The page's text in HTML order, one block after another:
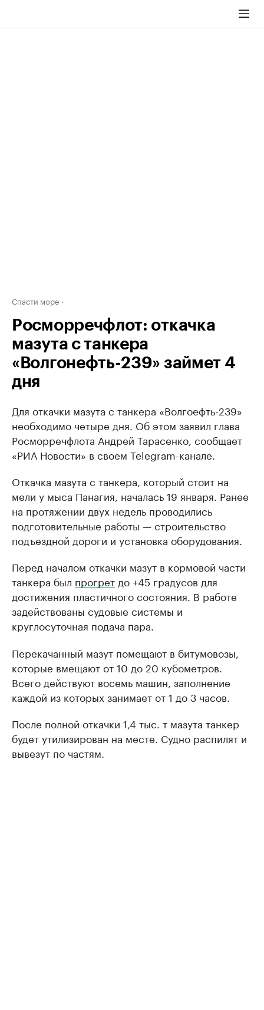
Спасти море
Росморречфлот: откачка
мазута с танкера
«Волгонефть-239» займет 4
дня
Для откачки мазута с танкера «Волгоефть-239»
необходимо четыре дня. Об этом заявил глава
Росморречфлота Андрей Тарасенко, сообщает
«РИА Новости» в своем Telegram-канале.
Откачка мазута с танкера, который стоит на
мели у мыса Панагия, началась 19 января. Ранее
на протяжении двух недель проводились
подготовительные работы — строительство
подъездной дороги и установка оборудования.
Перед началом откачки мазут в кормовой части
танкера был прогрет до +45 градусов для
достижения пластичного состояния. В работе
задействованы судовые системы и
круглосуточная подача пара.
Перекачанный мазут помещают в битумовозы,
которые вмещают от 10 до 20 кубометров.
Всего действуют восемь машин, заполнение
каждой из которых занимает от 1 до 3 часов.
После полной откачки 1,4 тыс. т мазута танкер
будет утилизирован на месте. Судно распилят и
вывезут по частям.